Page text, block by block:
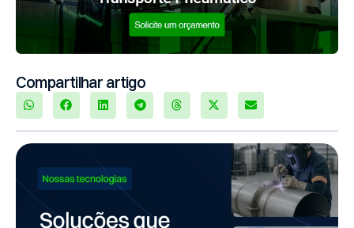
Compartilhar artigo